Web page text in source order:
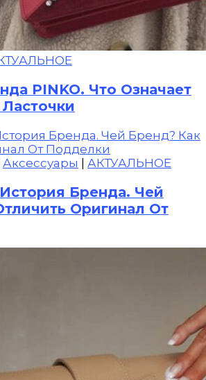
PINKO. Что Означает
Аксессуары АКТУАЛЬНОЕ
Бренда. Чей
Оригинал От